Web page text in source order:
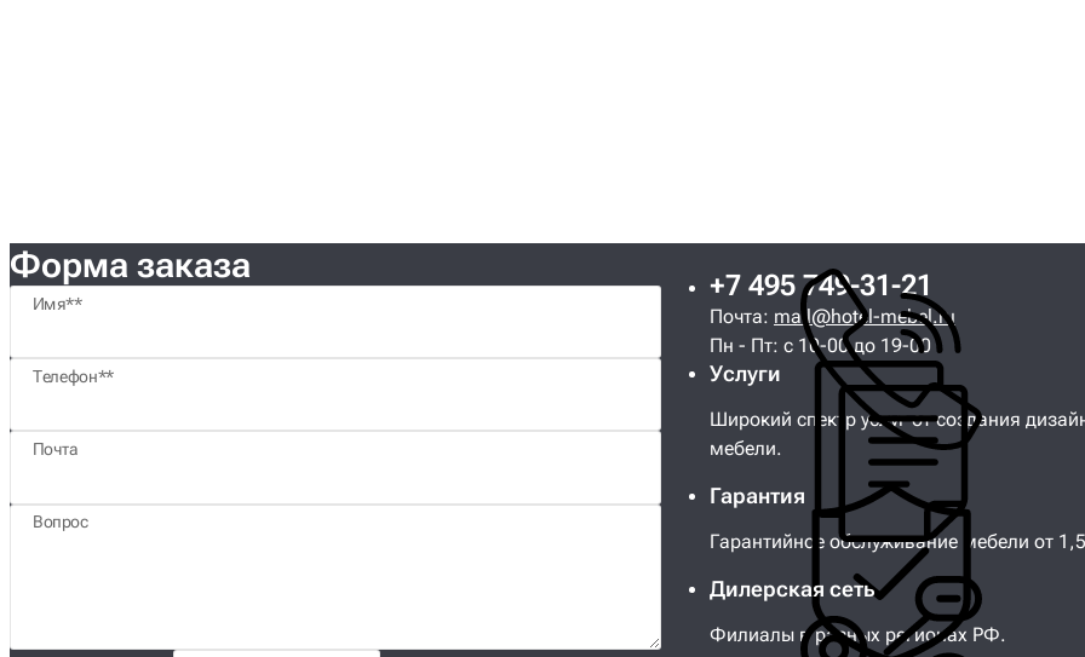
Форма заказа
Имя*
Телефон*
Почта
Вопрос
+7 495 749-31-21
Почта: mail@hotel-mebel.ru
Пн - Пт: с 10-00 до 19-00
Услуги
Широкий спектр услуг от создания
мебели.
Гарантия
Гарантийное обслуживание мебели от
Дилерская сеть
Филиалы в разных регионах РФ.